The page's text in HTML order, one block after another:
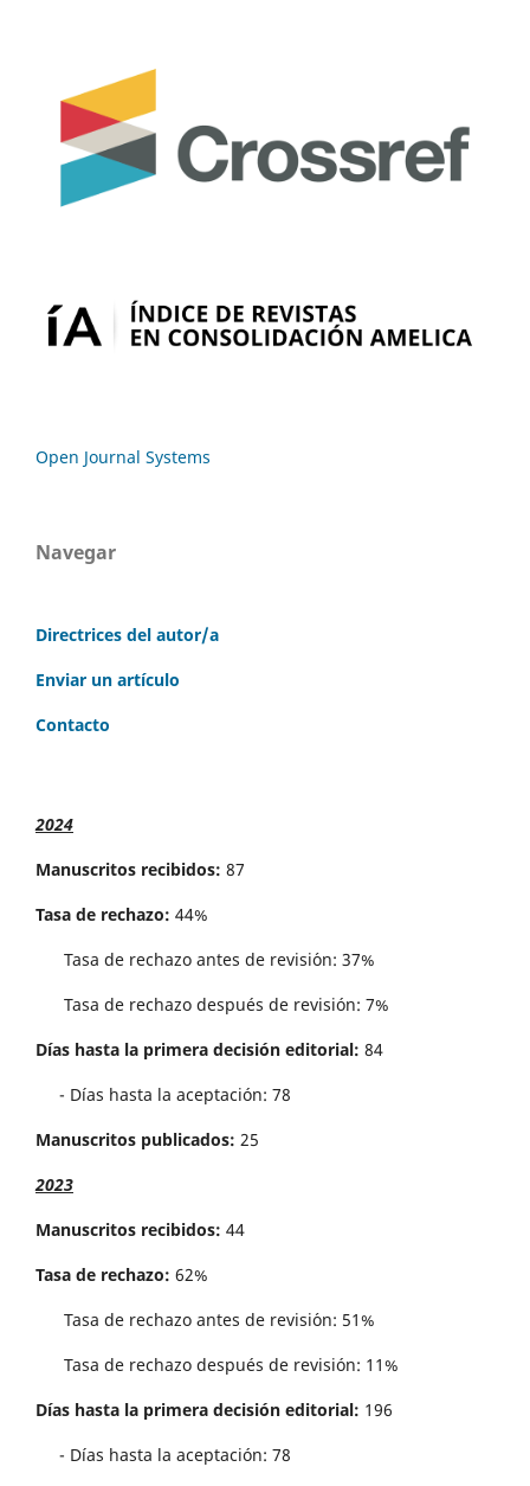
Open Journal Systems
Navegar
Directrices del autor/a
Enviar un artículo
Contacto
2024
Manuscritos recibidos: 87
Tasa de rechazo: 44%
Tasa de rechazo antes de revisi´on: 37%
Tasa de rechazo después de revisión: 7%
Días hasta la primera decisión editorial: 84
- Días hasta la aceptación: 78
Manuscritos publicados: 25
2023
Manuscritos recibidos: 44
Tasa de rechazo: 62%
Tasa de rechazo antes de revisi´on: 51%
Tasa de rechazo después de revisión: 11%
Días hasta la primera decisión editorial: 196
- Días hasta la aceptación: 78